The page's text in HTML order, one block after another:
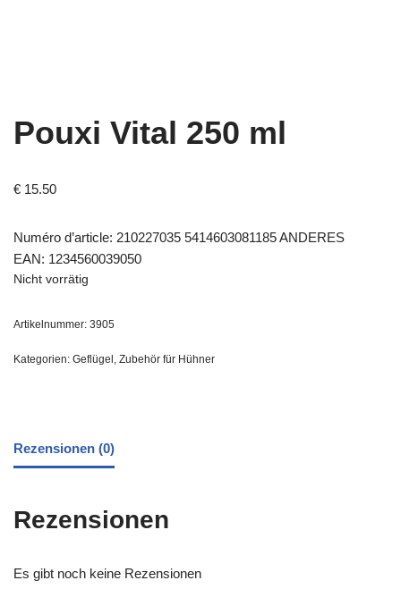
Pouxi Vital 250 ml
€ 15.50
Numéro d’article: 210227035 5414603081185 ANDERES
EAN: 1234560039050
Nicht vorrätig
Artikelnummer: 3905
Kategorien: Geflügel , Zubehör für Hühner
Rezensionen (0)
Rezensionen
Es gibt noch keine Rezensionen